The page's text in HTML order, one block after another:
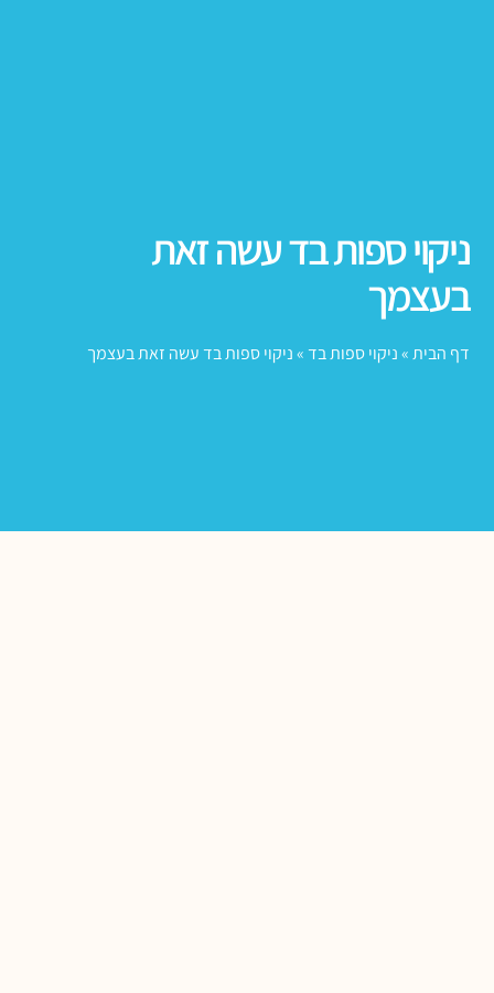
ניקוי ספות בד עשה זאת
בעצמך
דף הבית»ניקוי ספות בד»ניקוי ספות בד עשה זאת בעצמך